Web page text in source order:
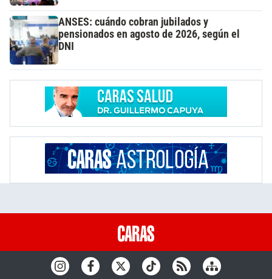
ANSES: cuándo cobran jubilados y
pensionados en agosto de 2026, según el
DNI